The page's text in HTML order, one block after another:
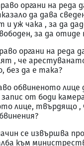
органи на реда
да дава
и уж чака , за да
за да отиде
органи на реда
, че
без да е така?
обвиненото лице
от боди
лице, твърдящо ,
се извършва
към